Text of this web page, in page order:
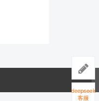
deepseek
客服